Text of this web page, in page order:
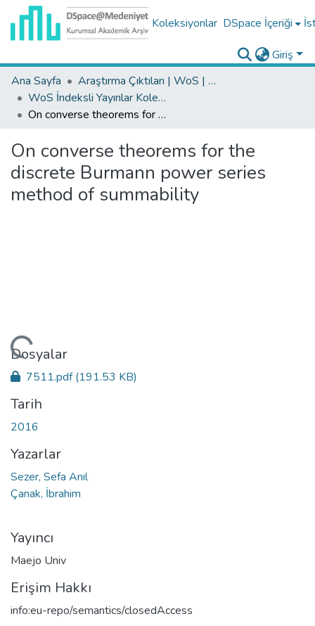
Koleksiyonlar DSpace İçeriği
Giriş
Ana Sayfa
Araştırma Çıktıları | WoS | Scopus | TR-Dizin | PubMed
WoS İndeksli Yayınlar Koleksiyonu
On converse theorems for the discrete Burmann power series method of summability
On converse theorems for the
discrete Burmann power series
method of summability
Yükleniyor...
Dosyalar
7511.pdf(191.53 KB)
Tarih
2016
Yazarlar
Sezer, Sefa Anıl
Çanak, İbrahim
Yayıncı
Maejo Univ
Erişim Hakkı
info:eu-repo/semantics/closedAccess